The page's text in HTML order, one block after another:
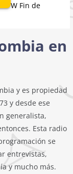
W Fin de
en
y es propiedad
y desde ese
generalista,
Esta radio
se
entrevistas,
y mucho más.